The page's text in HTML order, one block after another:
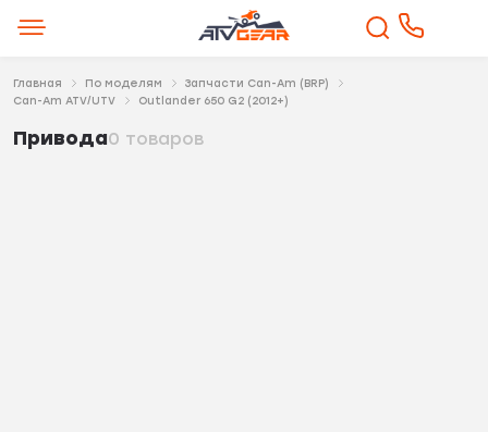
Главная По моделям
Запчасти Can-Am (BRP)
Can-Am ATV/UTV
Outlander 650 G2 (2012+)
Привода0 товаров